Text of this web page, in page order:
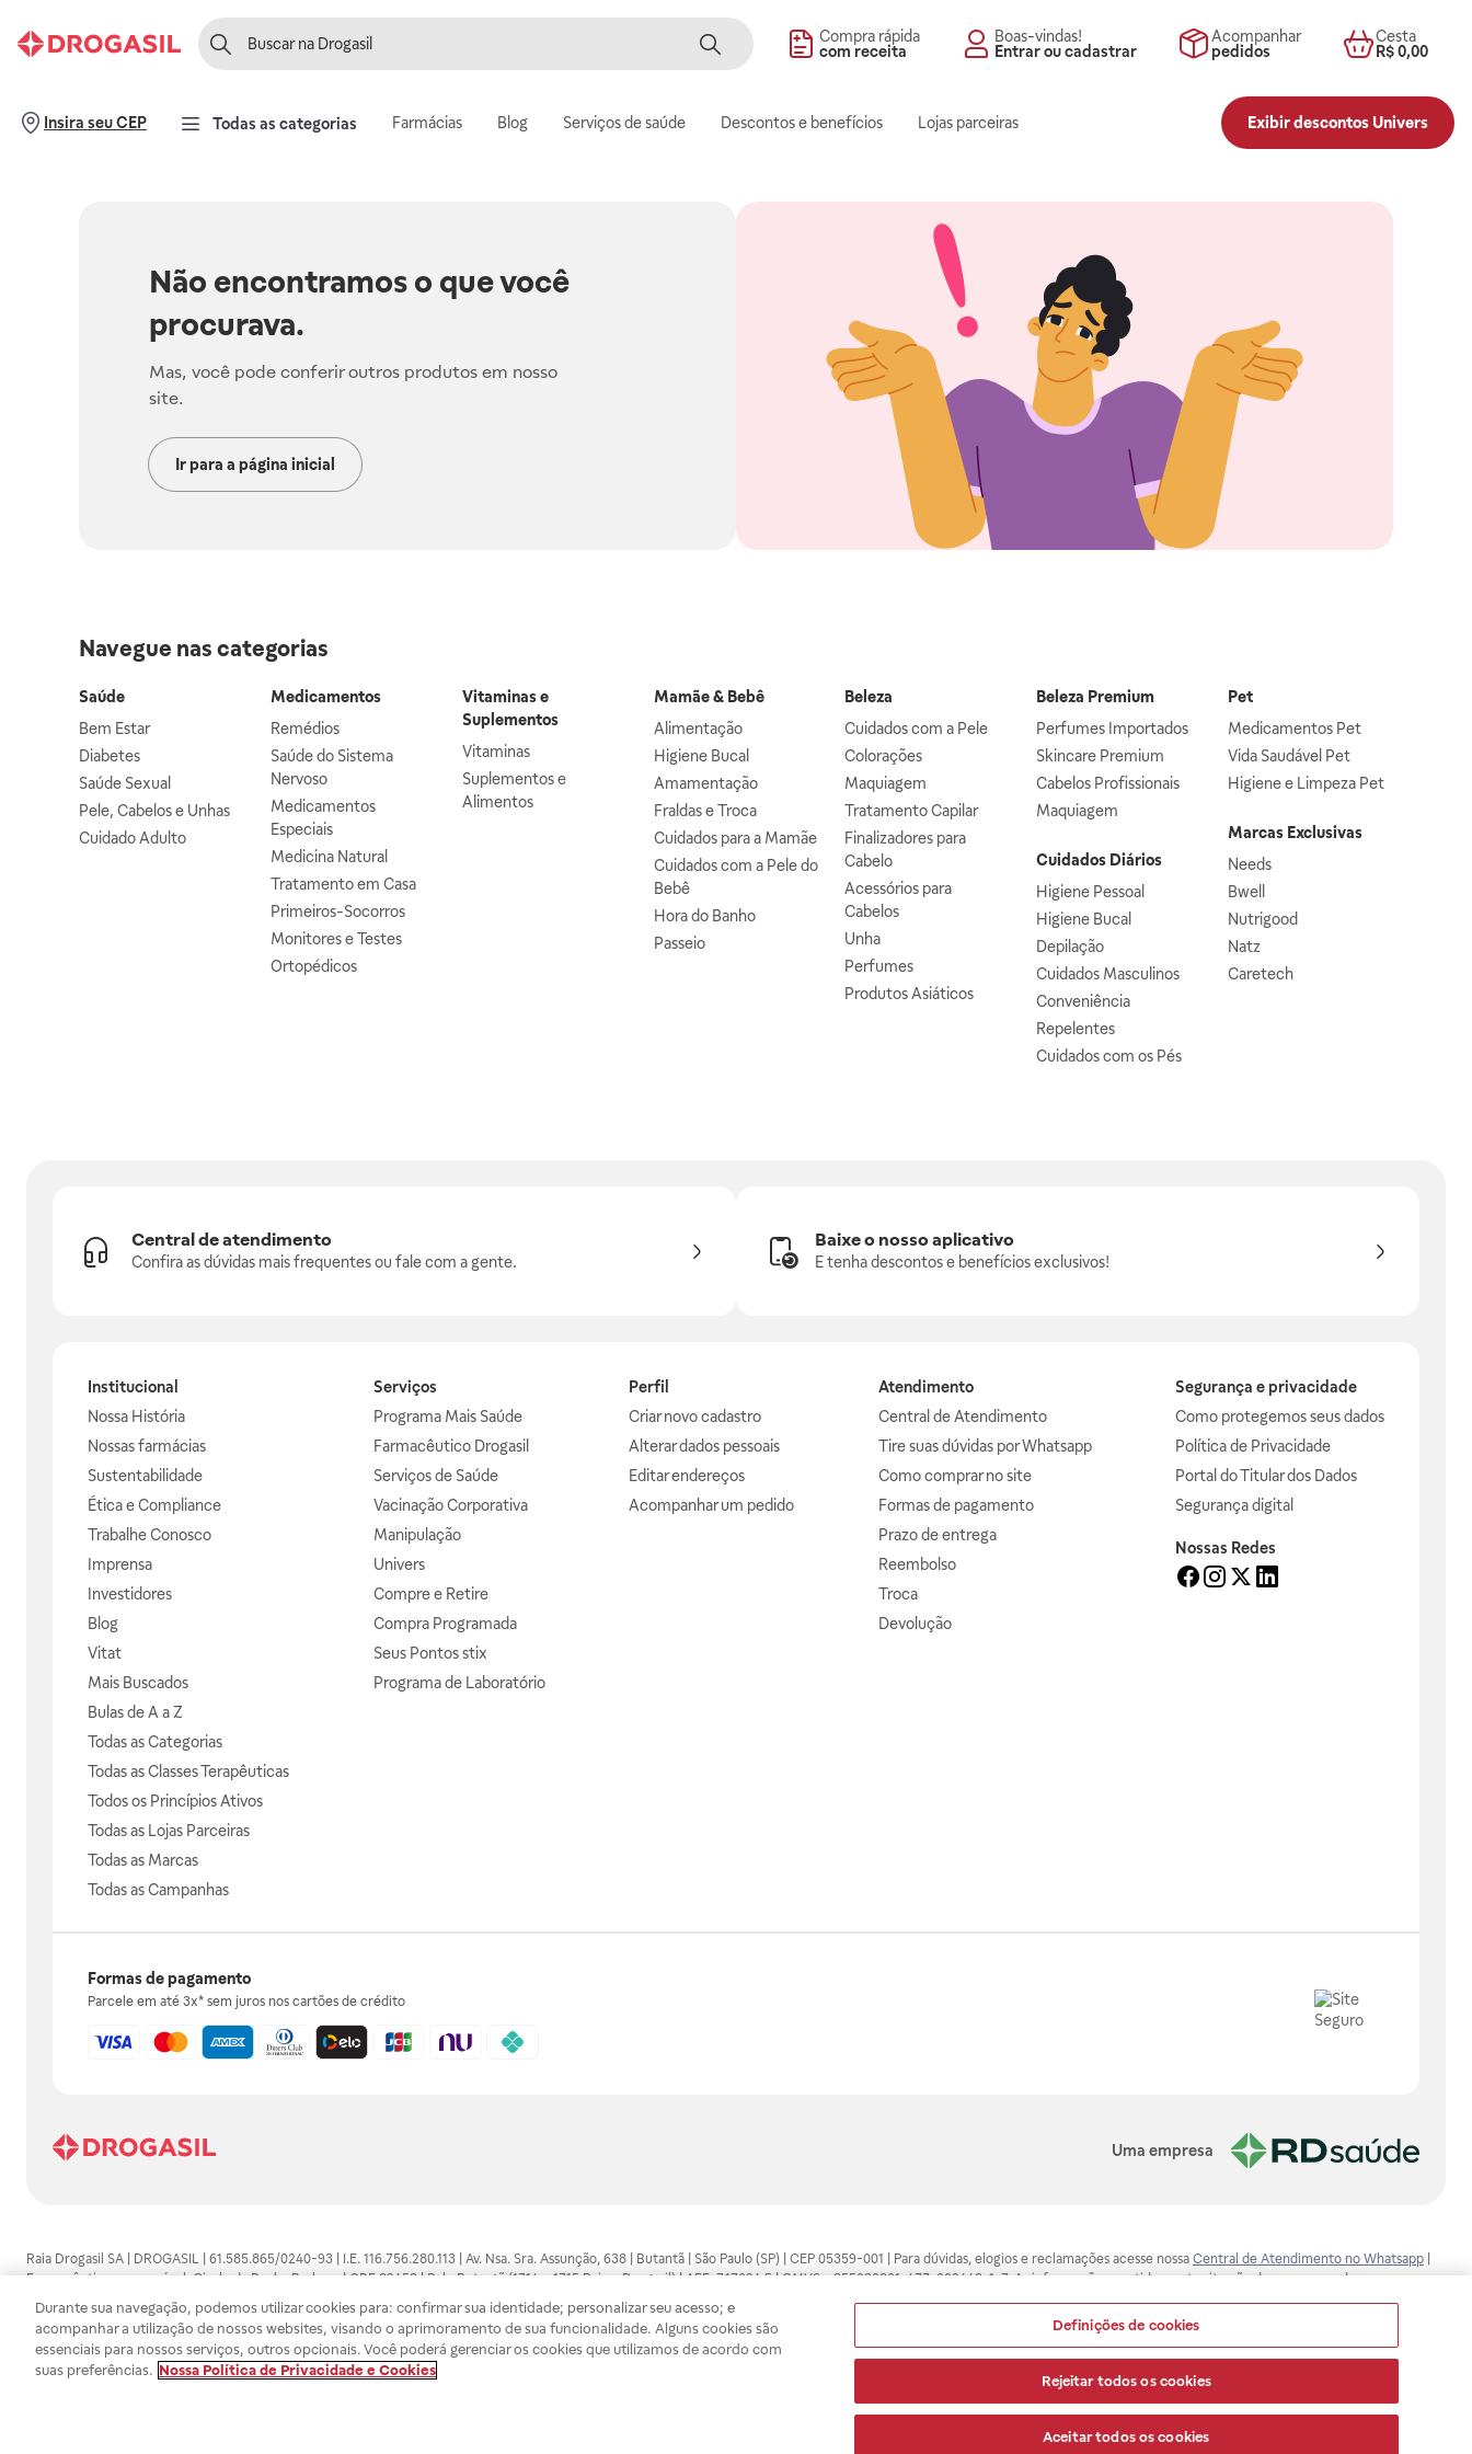
Compra rápida
com receita
Boas-vindas!
Entrar ou cadastrar
Acompanhar
pedidos
Cesta
R$ 0,00
Insira seu CEP Todas as categorias Farmácias Blog Serviços de saúde Descontos e benefícios Lojas parceiras Exibir descontos Univers
Não encontramos o que você
procurava.
Mas, você pode conferir outros produtos em nosso
site.
Ir para a página inicial
Navegue nas categorias
Saúde
Bem Estar
Diabetes
Saúde Sexual
Pele, Cabelos e Unhas
Cuidado Adulto
Medicamentos
Remédios
Saúde do Sistema
Nervoso
Medicamentos
Especiais
Medicina Natural
Tratamento em Casa
Primeiros-Socorros
Monitores e Testes
Ortopédicos
Vitaminas e
Suplementos
Vitaminas
Suplementos e
Alimentos
Mamãe & Bebê
Alimentação
Higiene Bucal
Amamentação
Fraldas e Troca
Cuidados para a Mamãe
Cuidados com a Pele do
Bebê
Hora do Banho
Passeio
Beleza
Cuidados com a Pele
Colorações
Maquiagem
Tratamento Capilar
Finalizadores para
Cabelo
Acessórios para
Cabelos
Unha
Perfumes
Produtos Asiáticos
Beleza Premium
Perfumes Importados
Skincare Premium
Cabelos Profissionais
Maquiagem
Cuidados Diários
Higiene Pessoal
Higiene Bucal
Depilação
Cuidados Masculinos
Conveniência
Repelentes
Cuidados com os Pés
Pet
Medicamentos Pet
Vida Saudável Pet
Higiene e Limpeza Pet
Marcas Exclusivas
Needs
Bwell
Nutrigood
Natz
Caretech
Central de atendimento
Confira as dúvidas mais frequentes ou fale com a gente.
Baixe o nosso aplicativo
E tenha descontos e benefícios exclusivos!
Institucional
Nossa História
Nossas farmácias
Sustentabilidade
Ética e Compliance
Trabalhe Conosco
Imprensa
Investidores
Blog
Vitat
Mais Buscados
Bulas de A a Z
Todas as Categorias
Todas as Classes Terapêuticas
Todos os Princípios Ativos
Todas as Lojas Parceiras
Todas as Marcas
Todas as Campanhas
Serviços
Programa Mais Saúde
Farmacêutico Drogasil
Serviços de Saúde
Vacinação Corporativa
Manipulação
Univers
Compre e Retire
Compra Programada
Seus Pontos stix
Programa de Laboratório
Perfil
Criar novo cadastro
Alterar dados pessoais
Editar endereços
Acompanhar um pedido
Atendimento
Central de Atendimento
Tire suas dúvidas por Whatsapp
Como comprar no site
Formas de pagamento
Prazo de entrega
Reembolso
Troca
Devolução
Segurança e privacidade
Como protegemos seus dados
Política de Privacidade
Portal do Titular dos Dados
Segurança digital
Nossas Redes
Formas de pagamento
Parcele em até 3x* sem juros nos cartões de crédito
Uma empresa
Raia Drogasil SA | DROGASIL | 61.585.865/0240-93 | I.E. 116.756.280.113 | Av. Nsa. Sra. Assunção, 638 | Butantã | São Paulo (SP) | CEP 05359-001 | Para dúvidas, elogios e reclamações acesse nossa Central de Atendimento no Whatsapp
Farmacêutico responsável: Gisele da Penha Barbosa | CRF 89453 | Polo Butantã (1714 e 1715 Raia e Drogasil) | AFE: 7.17094.5 | CMVS - 355030801-477-002443-1-7. As informações contidas neste site não devem ser usadas para
automedicação e não substituem, em hipótese alguma, as orientações dadas pelo profissional da área médica. Somente o médico está apto a diagnosticar qualquer problema de saúde e prescrever o tratamento adequado. Ao
persistirem os sintomas, um médico deverá ser consultado. Os preços e promoções divulgados no site são válidos apenas para compras feitas pela internet. Maiores esclarecimentos, consultar o site: www.anvisa.gov.br. A Raia Drogasil
SA trabalha com as tecnologias mais avançadas de proteção de dados, para que você possa realizar suas compras com tranquilidade. A privacidade e a segurança dos clientes são compromissos da Raia Drogasil SA. Todos os pedidos
efetuados estão sujeitos à confirmação da disponibilidade de produto em nosso estoque.
Durante sua navegação, podemos utilizar cookies para: confirmar sua identidade; personalizar seu acesso; e
acompanhar a utilização de nossos websites, visando o aprimoramento de sua funcionalidade. Alguns cookies são
essenciais para nossos serviços, outros opcionais. Você poderá gerenciar os cookies que utilizamos de acordo com
suas preferências. Nossa Política de Privacidade e Cookies
Definições de cookies
Rejeitar todos os cookies
Aceitar todos os cookies